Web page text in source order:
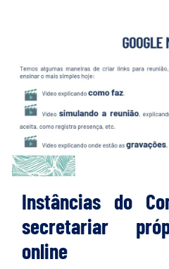
Instâncias do
secretariar
online